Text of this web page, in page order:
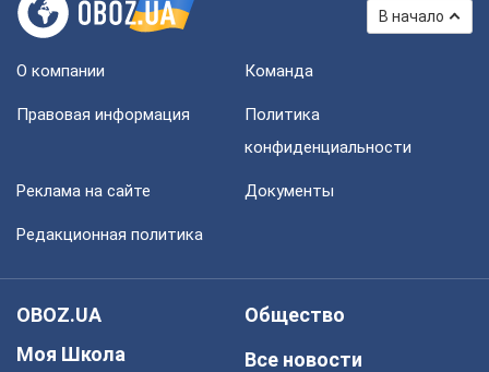
В начало
О компании Команда
Правовая информация
Политика
конфиденциальности
Реклама на сайте Документы
Редакционная политика
OBOZ.UA
Моя Школа
Общество
Все новости